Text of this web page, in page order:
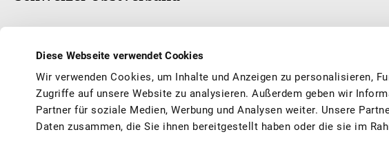
Diese Webseite verwendet Cookies
Wir verwenden Cookies, um Inhalte und Anzeigen zu personalisieren,
Zugriffe auf unsere Website zu analysieren. Außerdem geben wir
Partner für soziale Medien, Werbung und Analysen weiter. Unsere
Daten zusammen, die Sie ihnen bereitgestellt haben oder die sie im
Vermarktung, Werbung, Qualität, Information, Aus- und Weiterbildung, Forschung und